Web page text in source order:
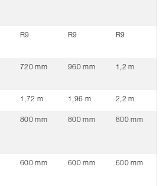
R9 R9 R9
720 mm 960 mm 1,2 m
1,72 m 1,96 m 2,2 m
800 mm 800 mm 800 mm
600 mm 600 mm 600 mm